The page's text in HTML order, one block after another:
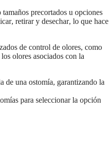
precortados u opciones
retirar y desechar, lo que hace
de control de olores, como
olores asociados con la
de una ostomía, garantizando la
para seleccionar la opción